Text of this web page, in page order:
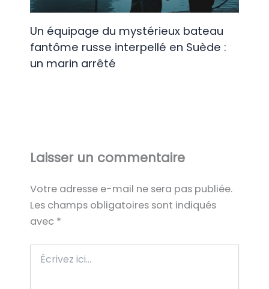
Un équipage du mystérieux bateau
fantôme russe interpellé en Suède :
un marin arrêté
Laisser un commentaire
Votre adresse e-mail ne sera pas publiée.
Les champs obligatoires sont indiqués
avec *
ici…